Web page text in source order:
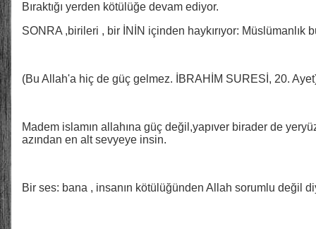
Bıraktığı yerden kötülüğe devam ediyor.
SONRA ,birileri , bir İNİN içinden haykırıyor: Müslümanlık
(Bu Allah'a hiç de güç gelmez. İBRAHİM SURESİ, 20.
Madem islamın allahına güç değil,yapıver birader de
azından en alt sevyeye insin.
Bir ses: bana , insanın kötülüğünden Allah sorumlu değil